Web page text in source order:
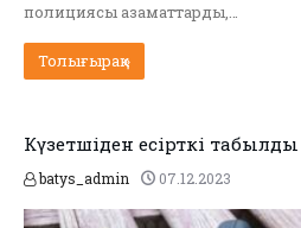
полициясы азаматтарды,…
Толығырақ »
Күзетшіден есірткі табылды
batys_admin 07.12.2023